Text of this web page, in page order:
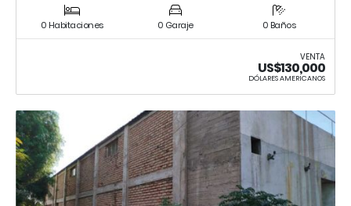
0 Habitaciones 0 Garaje 0 Baños
VENTA
US$130,000
DÓLARES AMERICANOS